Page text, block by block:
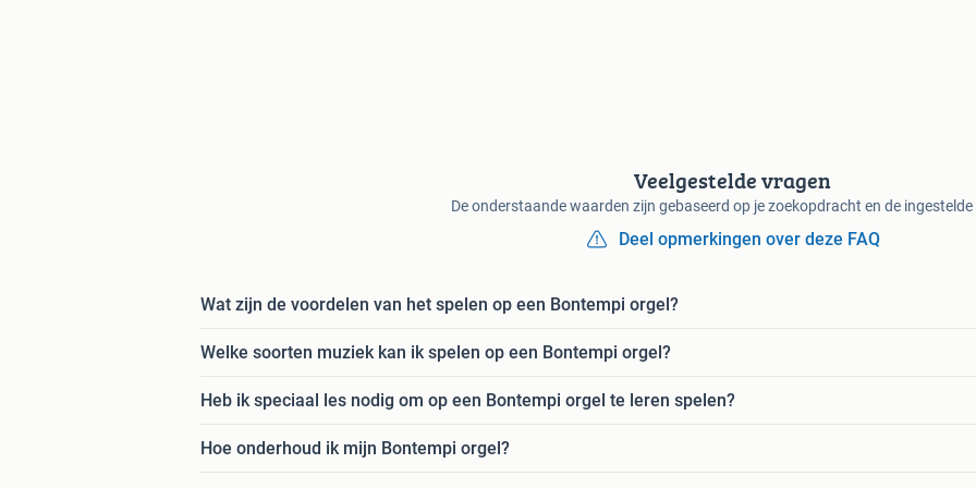
Veelgestelde vragen
De onderstaande waarden zijn gebaseerd op je zoekopdracht en de
Deel opmerkingen over deze FAQ
Wat zijn de voordelen van het spelen op een Bontempi orgel?
Welke soorten muziek kan ik spelen op een Bontempi orgel?
Heb ik speciaal les nodig om op een Bontempi orgel te leren spelen?
Hoe onderhoud ik mijn Bontempi orgel?